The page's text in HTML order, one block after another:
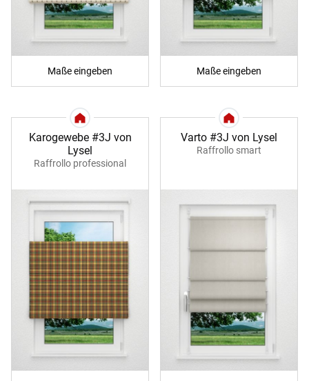
Maße eingeben Maße eingeben
Karogewebe #3J von
Lysel
Raffrollo professional
Varto #3J von Lysel
Raffrollo smart